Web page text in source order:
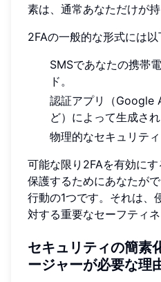
素は、通常あなただけが持
2FAの一般的な形式には以
SMSであなたの携帯
ド。
認証アプリ（
ど）によって生成され
物理的なセキュリテ
可能な限り2FAを有効に
保護するためにあなたが
行動の1つです。それは、
対する重要なセーフティネ
セキュリティの簡素
ージャーが必要な理